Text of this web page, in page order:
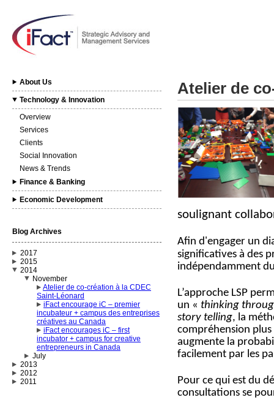
About Us
Technology & Innovation
Overview
Services
Clients
Social Innovation
News & Trends
Finance & Banking
Economic Development
Blog Archives
2017
2015
2014
November
Atelier de co-création à la CDEC
Saint-Léonard
iFact encourage iC – premier
incubateur + campus des entreprises
créatives au Canada
iFact encourages iC – first
incubator + campus for creative
entrepreneurs in Canada
July
2013
2012
2011
Atelier de
soulignant
Afin d'engager un
significatives à des
indépendamment
L’approche LSP
un « thinking
story telling, la
compréhension
augmente la
facilement par les
Pour ce qui est du
consultations se